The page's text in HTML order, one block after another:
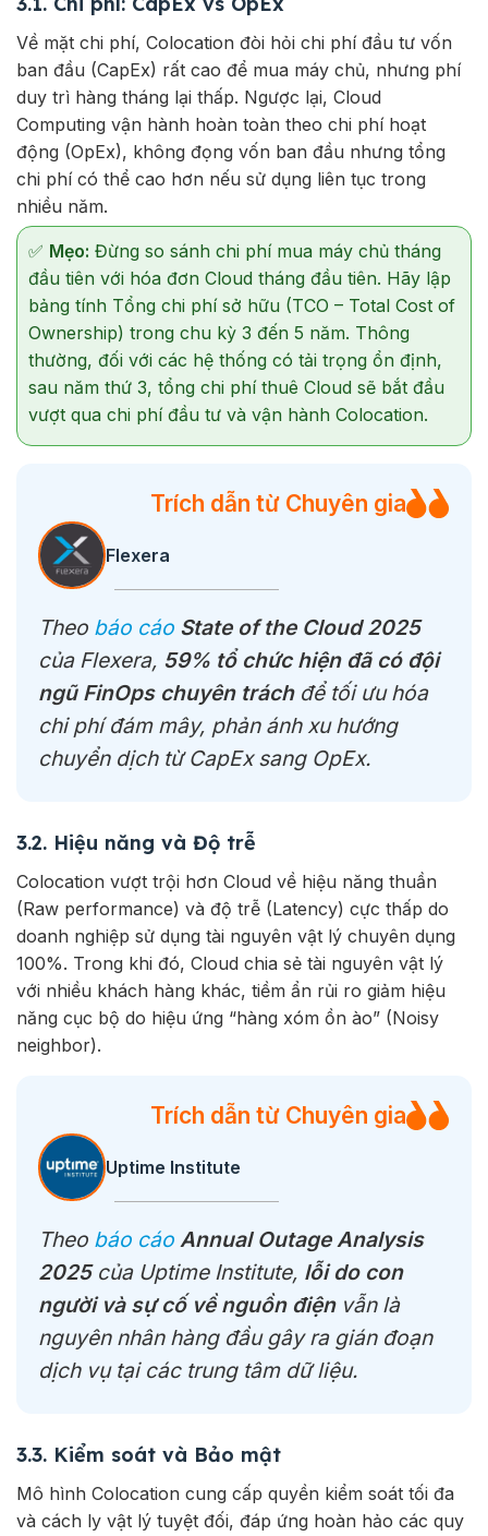
Về mặt chi phí, Colocation đòi hỏi chi phí đầu tư vốn
ban đầu (CapEx) rất cao để mua máy chủ, nhưng phí
duy trì hàng tháng lại thấp. Ngược lại, Cloud
Computing vận hành hoàn toàn theo chi phí hoạt
động (OpEx), không đọng vốn ban đầu nhưng tổng
chi phí có thể cao hơn nếu sử dụng liên tục trong
nhiều năm.
✅ Mẹo: Đừng so sánh chi phí mua máy chủ tháng
đầu tiên với hóa đơn Cloud tháng đầu tiên. Hãy lập
bảng tính Tổng chi phí sở hữu (TCO – Total Cost of
Ownership) trong chu kỳ 3 đến 5 năm. Thông
thường, đối với các hệ thống có tải trọng ổn định,
sau năm thứ 3, tổng chi phí thuê Cloud sẽ bắt đầu
vượt qua chi phí đầu tư và vận hành Colocation.
Flexera
Trích dẫn từ Chuyên gia
Theo báo cáo State of the Cloud 2025
của Flexera, 59% tổ chức hiện đã có đội
ngũ FinOps chuyên tráchđể tối ưu hóa
chi phí đám mây, phản ánh xu hướng
chuyển dịch từ CapEx sang OpEx.
3.2. Hiệu năng và Độ trễ
Colocation vượt trội hơn Cloud về hiệu năng thuần
(Raw performance) và độ trễ (Latency) cực thấp do
doanh nghiệp sử dụng tài nguyên vật lý chuyên dụng
100%. Trong khi đó, Cloud chia sẻ tài nguyên vật lý
với nhiều khách hàng khác, tiềm ẩn rủi ro giảm hiệu
năng cục bộ do hiệu ứng “hàng xóm ồn ào” (Noisy
neighbor).
Uptime Institute
Trích dẫn từ Chuyên gia
Theo báo cáo Annual Outage Analysis
2025của Uptime Institute, lỗi do con
người và sự cố về nguồn điệnvẫn là
nguyên nhân hàng đầu gây ra gián đoạn
dịch vụ tại các trung tâm dữ liệu.
3.3. Kiểm soát và Bảo mật
Mô hình Colocation cung cấp quyền kiểm soát tối đa
và cách ly vật lý tuyệt đối, đáp ứng hoàn hảo các quy